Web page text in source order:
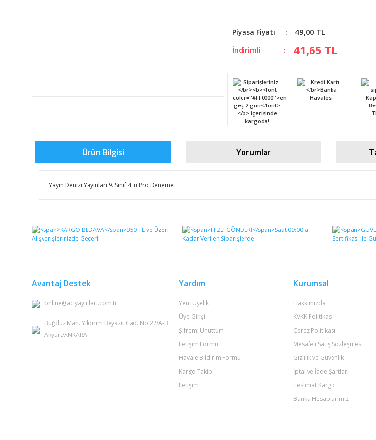
Piyasa Fiyatı 49,00 TL
İndirimli 41,65 TL
Ürün Bilgisi Yorumlar
Yayın Denizi Yayınları 9. Sınıf 4 lü Pro Deneme
Bu ürüne ilk yorumu siz yapın!
Görüş ve önerileriniz için teşekkür ederiz.
Bu ürüne benzer farklı alternatifler olmalı.
Gönder
Avantaj Destek
online@aciyayinlari.com.tr
Büğdüz Mah. Yıldırım Beyazıt Cad. No:22/A-B
Akyurt/ANKARA
Yardım
Yeni Üyelik
Üye Girişi
Şifremi Unuttum
İletişim Formu
Havale Bildirim Formu
Kargo Takibi
İletişim
Kurumsal
Hakkımızda
KVKK Politikası
Çerez Politikası
Mesafeli Satış Sözleşmesi
Gizlilik ve Güvenlik
İptal ve İade Şartları
Teslimat Kargo
Banka Hesaplarımız